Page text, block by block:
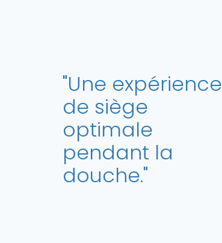
"Une expérience
de siège
optimale
pendant la
douche."